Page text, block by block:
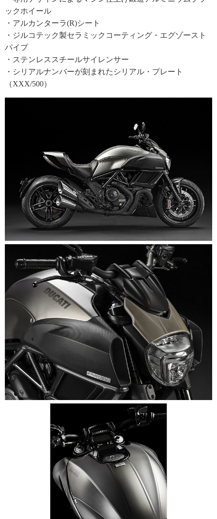
ックホイール
・アルカンターラ(R)シート
・ジルコテック製セラミックコーティング・エグゾースト
パイプ
・ステンレススチールサイレンサー
・シリアルナンバーが刻まれたシリアル・プレート
（XXX/500）